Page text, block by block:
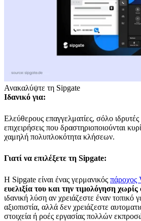
Ανακαλύψτε τη Sipgate
Ιδανικό για:
Ελεύθερους επαγγελματίες, σόλο
επιχειρήσεις που δραστηριοποιούνται
χαμηλή πολυπλοκότητα κλήσεων.
Γιατί να επιλέξετε τη Sipgate:
Η Sipgate είναι ένας γερμανικός πάροχος
ευελιξία του και την τιμολόγηση
ιδανική λύση αν χρειάζεστε έναν τοπικό
αξιοπιστία, αλλά δεν χρειάζεστε
στοιχεία ή ροές εργασίας πολλών